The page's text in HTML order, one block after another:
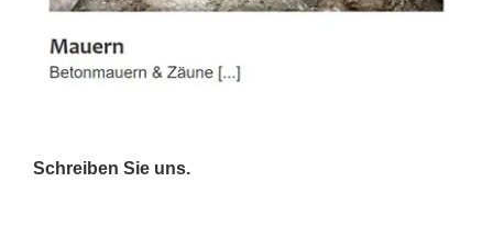
Schreiben Sie uns.